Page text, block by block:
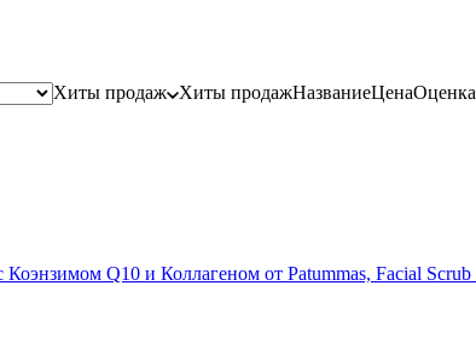
Хиты продаж
Хиты продажНазваниеЦенаОценка